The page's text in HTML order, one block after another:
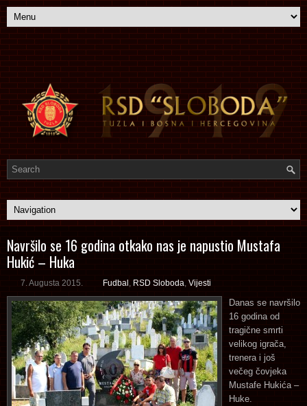
Navršilo se 16 godina otkako nas je napustio Mustafa
Hukić – Huka
7. Augusta 2015. Fudbal RSD Sloboda Vijesti
Danas se navršilo
16 godina od
tragične smrti
velikog igrača,
trenera i još
večeg čovjeka
Mustafe Hukića –
Huke.